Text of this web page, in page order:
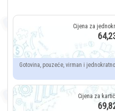
Gotovina, pouzeće, virman i